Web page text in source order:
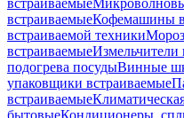
встраиваемые
встраиваемыеКофемашины
встраиваемой техники
встраиваемые
подогрева посудыВинные
упаковщики встраиваемые
встраиваемые
бытовыеКондиционеры,